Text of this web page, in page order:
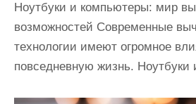
Ноутбуки и компьютеры: мир
возможностей Современные
технологии имеют огромное
повседневную жизнь.